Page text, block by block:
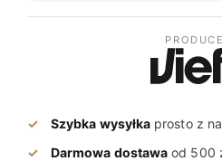
Szybka wysyłka prosto z
Darmowa dostawa od 500